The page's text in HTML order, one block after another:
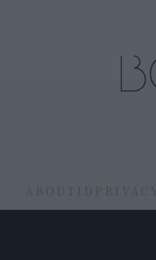
ABOUT ID PRIVACY